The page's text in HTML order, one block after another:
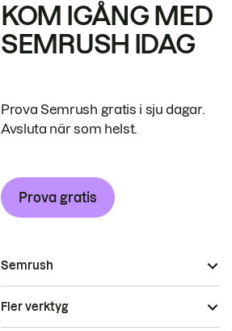
KOM IGÅNG MED
SEMRUSH IDAG
Prova Semrush gratis i sju dagar.
Avsluta när som helst.
Prova gratis
Semrush
Fler verktyg